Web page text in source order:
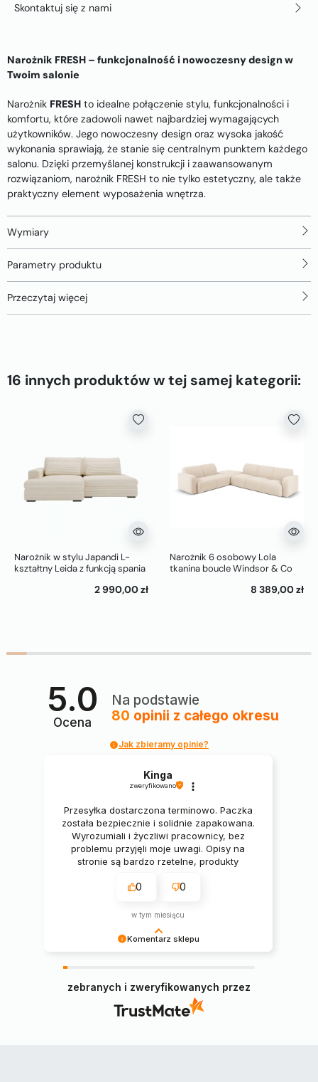
Skontaktuj się z nami
Narożnik FRESH – funkcjonalność i nowoczesny design w
Twoim salonie
Narożnik FRESH to idealne połączenie stylu, funkcjonalności i
komfortu, które zadowoli nawet najbardziej wymagających
użytkowników. Jego nowoczesny design oraz wysoka jakość
wykonania sprawiają, że stanie się centralnym punktem każdego
salonu. Dzięki przemyślanej konstrukcji i zaawansowanym
rozwiązaniom, narożnik FRESH to nie tylko estetyczny, ale także
praktyczny element wyposażenia wnętrza.
Wymiary
Parametry produktu
Przeczytaj więcej
16 innych produktów w tej samej kategorii:
Narożnik w stylu Japandi L-
kształtny Leida z funkcją spania
2 990,00 zł
Narożnik 6 osobowy Lola
tkanina boucle Windsor & Co
8 389,00 zł
5.0
Ocena
Na podstawie
80 opinii z całego okresu
Jak zbieramy opinie?
Komentarz sklepu
narożnik spełnił Pani oczekiwania 😊
Kinga
zweryfikowano
Przesyłka dostarczona terminowo. Paczka
została bezpiecznie i solidnie zapakowana.
Wyrozumiali i życzliwi pracownicy, bez
problemu przyjęli moje uwagi. Opisy na
stronie są bardzo rzetelne, produkty
0 0
w tym miesiącu
zebranych i zweryfikowanych przez